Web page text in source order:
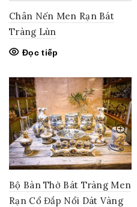
Chân Nến Men Rạn Bát
Tràng Lùn
Đọc tiếp
Bộ Bàn Thờ Bát Tràng Men
Rạn Cổ Đắp Nổi Dát Vàng